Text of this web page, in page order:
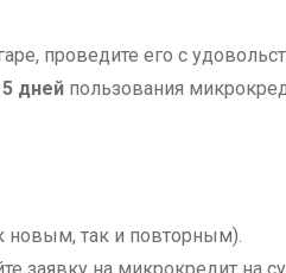
5 дней пользования
новым, так и повторным).